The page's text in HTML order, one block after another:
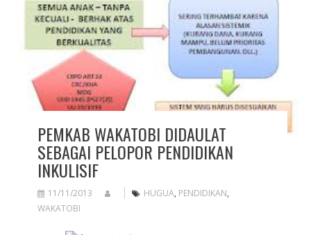
PEMKAB WAKATOBI DIDAULAT
SEBAGAI PELOPOR PENDIDIKAN
INKULISIF
11/11/2013 HUGUA, PENDIDIKAN,
WAKATOBI